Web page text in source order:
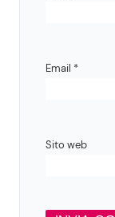
Email *
Sito web